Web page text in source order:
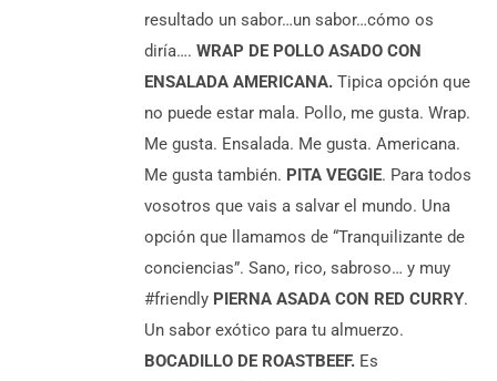
resultado un sabor…un sabor…cómo os
diría….WRAP DE POLLO ASADO CON
ENSALADA AMERICANA. Tipica opción que
no puede estar mala. Pollo, me gusta. Wrap.
Me gusta. Ensalada. Me gusta. Americana.
Me gusta también. PITA VEGGIE. Para todos
vosotros que vais a salvar el mundo. Una
opción que llamamos de “Tranquilizante de
conciencias”. Sano, rico, sabroso… y muy
#friendly PIERNA ASADA CON RED CURRY.
Un sabor exótico para tu almuerzo.
BOCADILLO DE ROASTBEEF. Es